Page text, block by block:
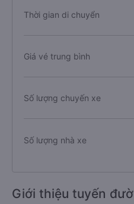
Thời gian di chuyển
Giá vé trung bình
Số lượng chuyến xe
Số lượng nhà xe
Giới thiệu tuyến